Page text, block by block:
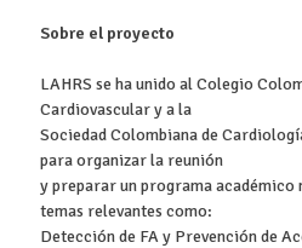
Sobre el proyecto
LAHRS se ha unido al Colegio
Cardiovascular y a la
Sociedad Colombiana de
para organizar la reunión
y preparar un programa académico
temas relevantes como:
Detección de FA y Prevención de